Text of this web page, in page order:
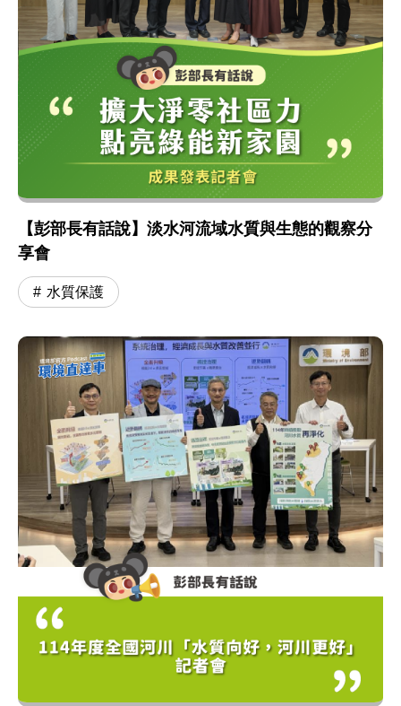
【彭部長有話說】淡水河流域水質與生態的觀察分
享會
水質保護